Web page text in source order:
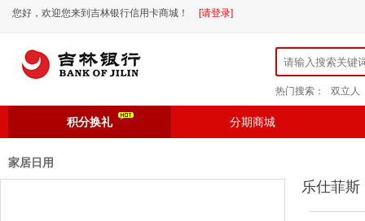
您好，欢迎您来到吉林银行信用卡商城！ [请登录]
热门搜索： 双立人
积分换礼 分期商城
家居日用
乐仕菲斯